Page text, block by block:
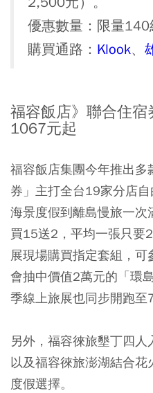
優惠數量：限量140
購買通路： Klook、
福容飯店》 聯合住宿
1067元起
福容飯店集團今年推出
券」主打全台19家分店自
海景度假到離島慢旅一次
買15送2，平均一張只要
展現場購買指定套組，
會抽中價值2萬元的「環
季線上旅展也同步開跑至
另外，福容徠旅墾丁四人
以及福容徠旅澎湖結合
度假選擇。